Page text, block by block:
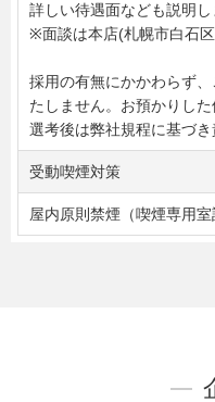
詳しい待遇面なども説明し
※面談は本店(札幌市白石
採用の有無にかかわらず
たしません。お預かりし
選考後は弊社規程に基づき
受動喫煙対策
屋内原則禁煙（喫煙専用室